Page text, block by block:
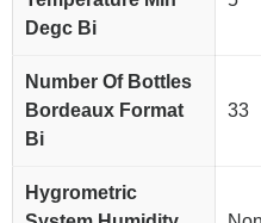
Degc Bi
Number Of Bottles
Bordeaux Format
Bi
33
Hygrometric